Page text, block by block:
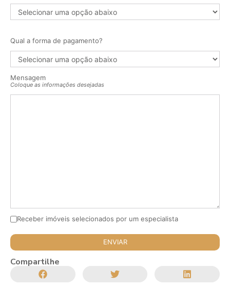
Qual a forma de pagamento?
Mensagem
Coloque as informações desejadas
Receber imóveis selecionados por um especialista
Compartilhe